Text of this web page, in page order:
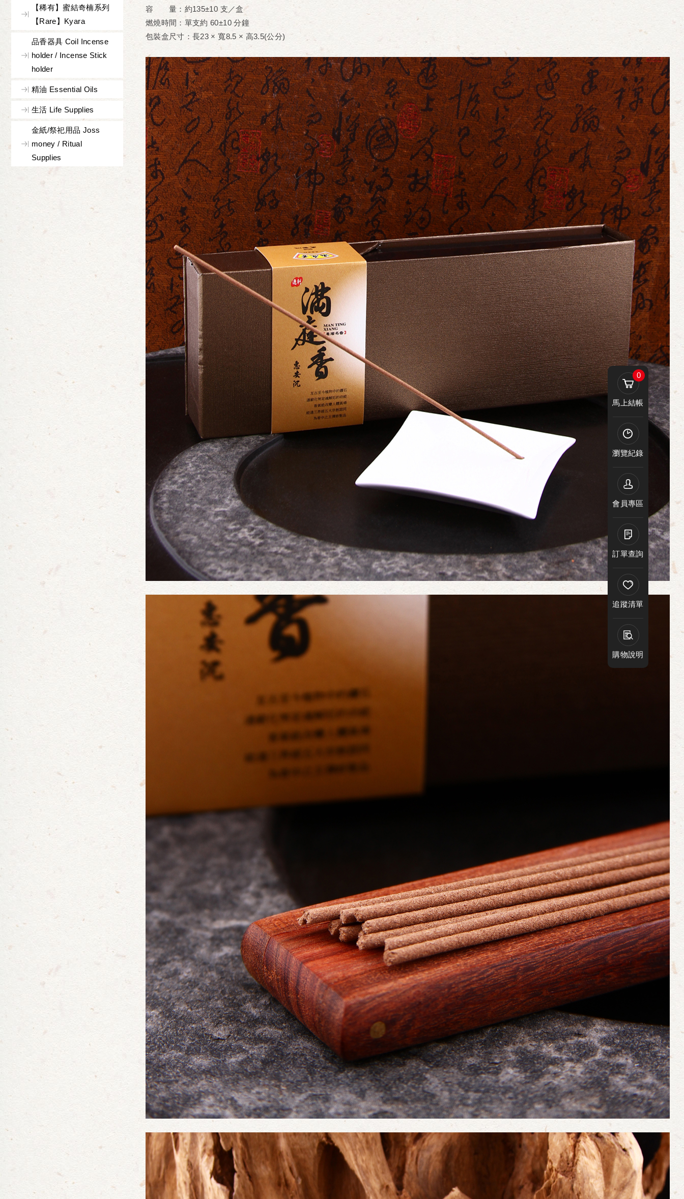
【稀有】蜜結奇楠系列
【Rare】Kyara
品香器具 Coil Incense
holder / Incense Stick
holder
精油 Essential Oils
生活 Life Supplies
金紙/祭祀用品 Joss
money / Ritual
Supplies
容 量 ：約135±10 支／盒
燃燒時間 ：單支約 60±10 分鐘
包裝盒尺寸 ：長23 × 寬8.5 × 高3.5(公分)
0
馬上結帳
瀏覽紀錄
會員專區
訂單查詢
追蹤清單
購物說明